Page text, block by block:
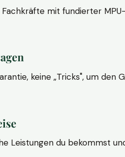
mit fundierter
keine „Tricks", um den
Leistungen du bekommst